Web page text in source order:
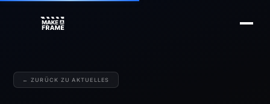
← ZURÜCK ZU AKTUELLES